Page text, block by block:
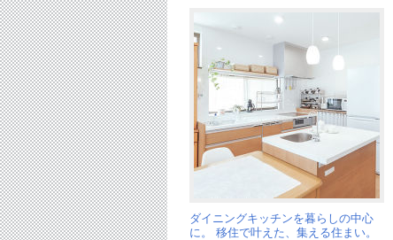
ダイニングキッチンを暮らしの中心
に。 移住で叶えた、集える住まい。